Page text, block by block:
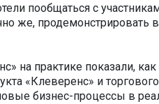
пообщаться с
же, продемонстрировать
на практике показали,
«Клеверенс» и
бизнес-процессы в